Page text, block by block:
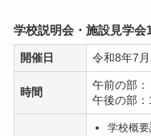
学校説明会・施設見学会
開催日 令和8年7
時間
午前の部
午後の部
学校概要